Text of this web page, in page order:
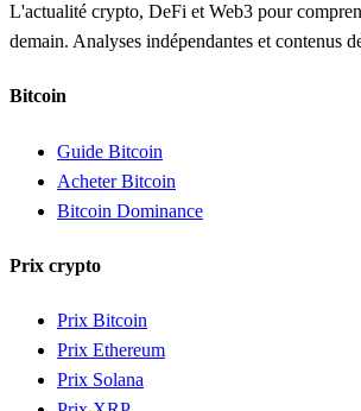
L'actualité crypto, DeFi et Web3 pour
demain. Analyses indépendantes et contenus
Bitcoin
Guide Bitcoin
Acheter Bitcoin
Bitcoin Dominance
Prix crypto
Prix Bitcoin
Prix Ethereum
Prix Solana